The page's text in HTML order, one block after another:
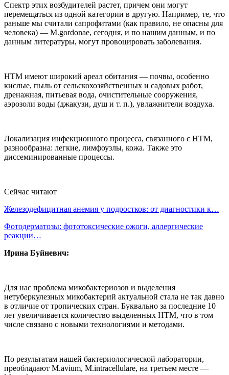
Спектр этих возбудителей растет, причем они могут
перемещаться из одной категории в другую. Например, те, что
раньше мы считали сапрофитами (как правило, не опасны для
человека) — M.gordonae, сегодня, и по нашим данным, и по
данным литературы, могут провоцировать заболевания.
НТМ имеют широкий ареал обитания — почвы, особенно
кислые, пыль от сельскохозяйственных и садовых работ,
дренажная, питьевая вода, очистительные сооружения,
аэрозоли воды (джакузи, душ и т. п.), увлажнители воздуха.
Локализация инфекционного процесса, связанного с НТМ,
разнообразна: легкие, лимфоузлы, кожа. Также это
диссеминированные процессы.
Сейчас читают
Железодефицитная анемия у подростков: от диагностики к…
Фотодерматозы: фототоксические ожоги, аллергические
реакции…
Ирина Буйневич:
Для нас проблема микобактериозов и выделения
нетуберкулезных микобактерий актуальной стала не так давно
в отличие от тропических стран. Буквально за последние 10
лет увеличивается количество выделенных НТМ, что в том
числе связано с новыми технологиями и методами.
По результатам нашей бактериологической лаборатории,
преобладают M.avium, M.intracellulare, на третьем месте —